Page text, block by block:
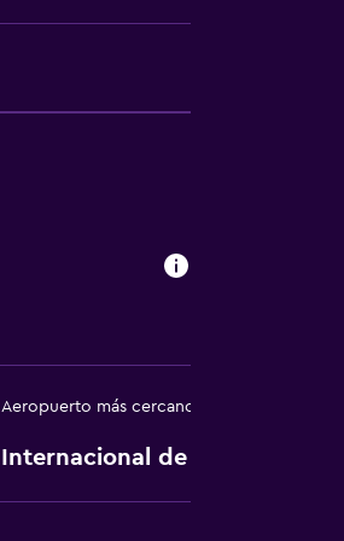
Aeropuerto más cercano
Internacional de Krabi